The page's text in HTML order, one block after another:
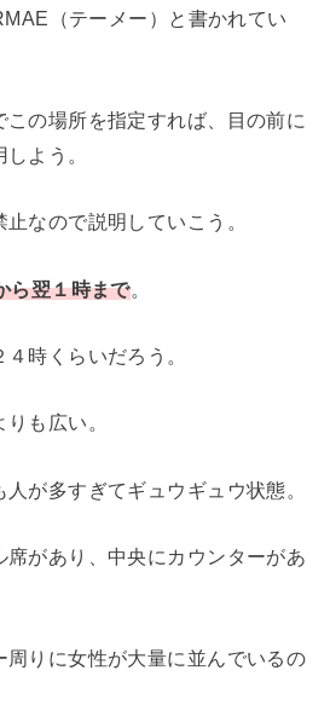
（テーメー）と書かれてい
この場所を指定すれば、目の前に
よう。
なので説明していこう。
ら翌１時まで。
時くらいだろう。
も広い。
が多すぎてギュウギュウ状態。
席があり、中央にカウンターがあ
周りに女性が大量に並んでいるの